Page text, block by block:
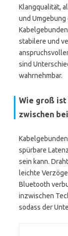
Klangqualität,
und
stabilere und
sind
wahrnehmbar.
Wie groß ist
zwischen
spürbare
sein kann.
leichte
Bluetooth
inzwischen
sodass der